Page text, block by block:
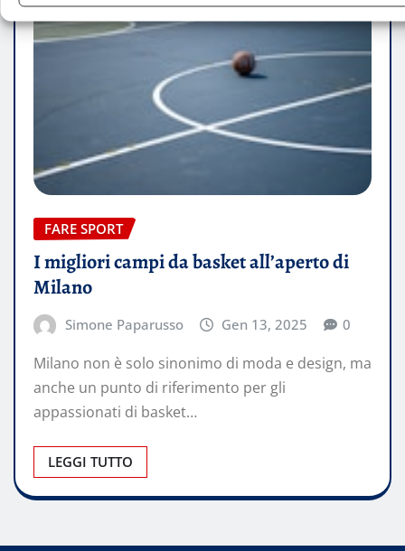
FARE SPORT
I migliori campi da basket all’aperto di
Milano
Simone Paparusso Gen 13, 2025 0
Milano non è solo sinonimo di moda e design, ma
anche un punto di riferimento per gli
appassionati di basket…
LEGGI TUTTO